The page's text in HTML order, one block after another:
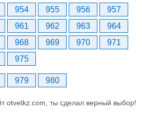
954 955 956
957
961 962 963
964
968 969 970
971
975
979 980
otvetkz.com, ты сделал верный выбор!